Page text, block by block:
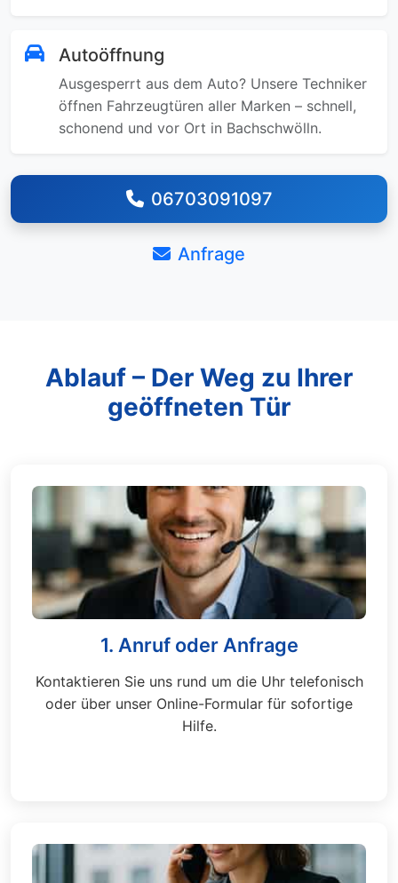
Autoöffnung
Ausgesperrt aus dem Auto? Unsere Techniker
öffnen Fahrzeugtüren aller Marken – schnell,
schonend und vor Ort in Bachschwölln.
06703091097
Anfrage
Ablauf – Der Weg zu Ihrer
geöffneten Tür
1. Anruf oder Anfrage
Kontaktieren Sie uns rund um die Uhr telefonisch
oder über unser Online-Formular für sofortige
Hilfe.